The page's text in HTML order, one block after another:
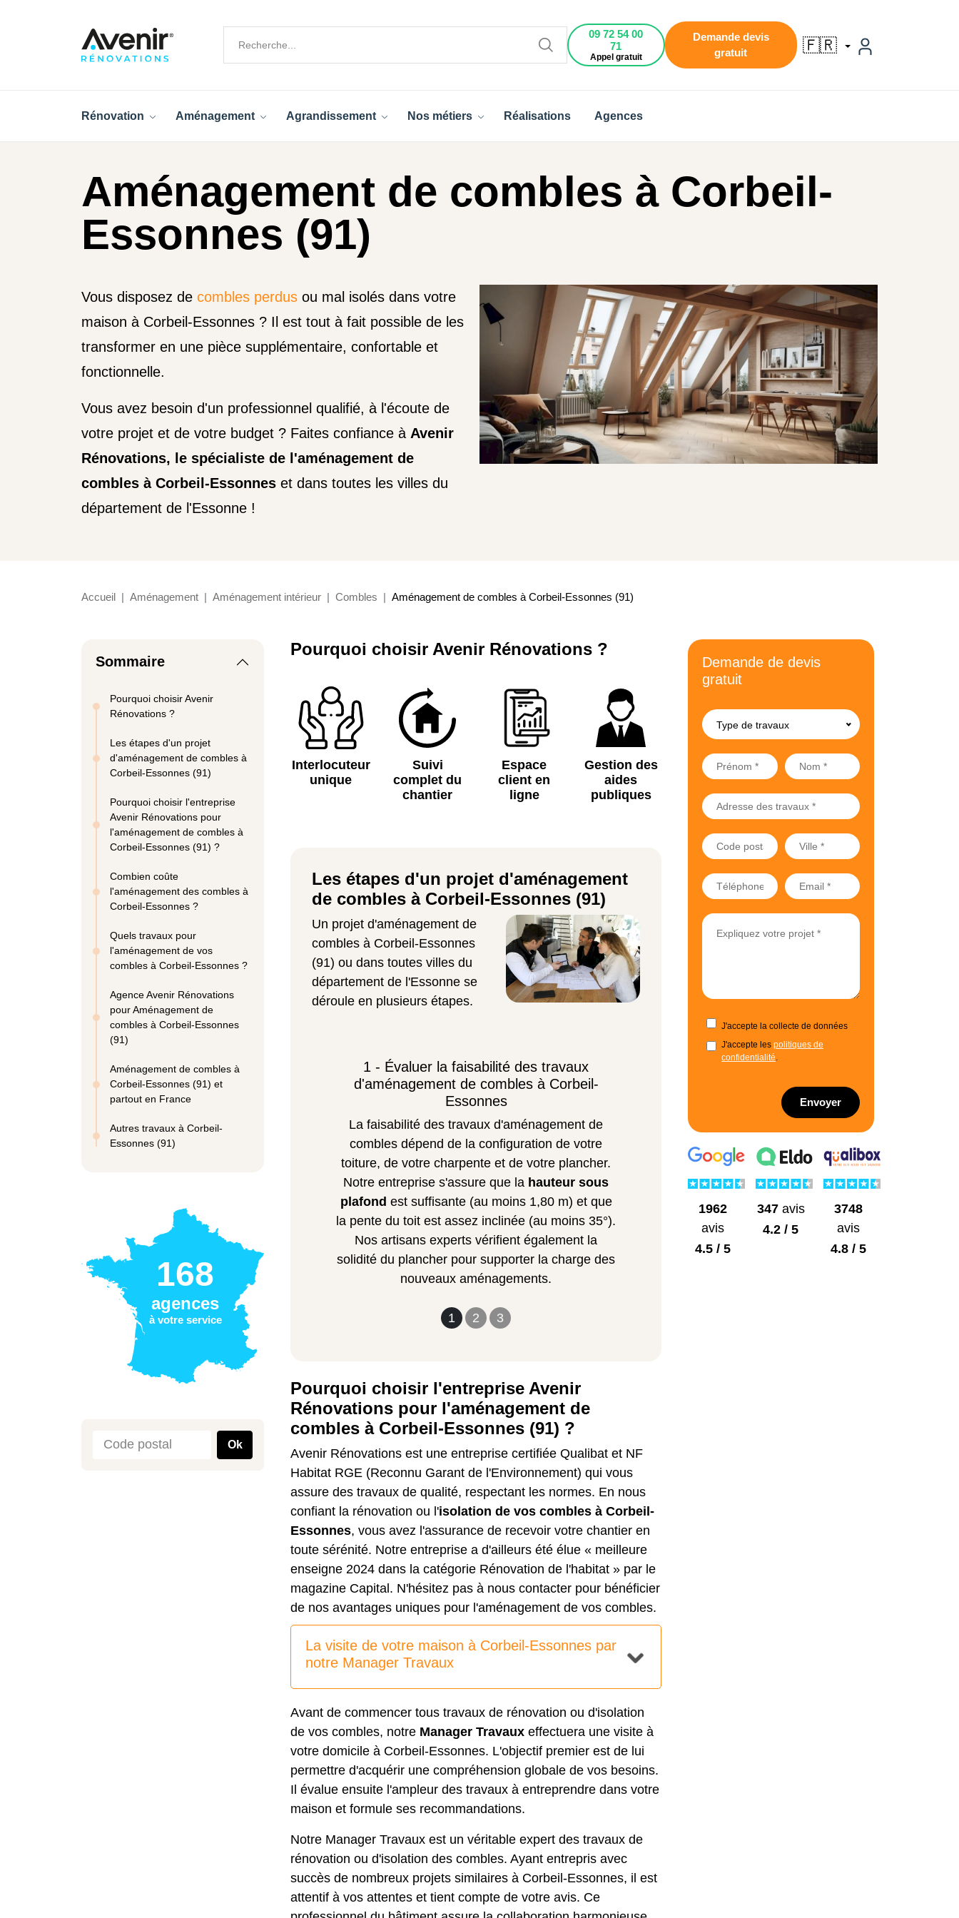
09 72 54 00
71
Appel gratuit
Demande devis
gratuit
🇫🇷
Rénovation Aménagement Agrandissement Nos métiers Réalisations Agences
Aménagement de combles à Corbeil-
Essonnes (91)
Vous disposez de combles perdus ou mal isolés dans votre
maison à Corbeil-Essonnes ? Il est tout à fait possible de les
transformer en une pièce supplémentaire, confortable et
fonctionnelle.
Vous avez besoin d'un professionnel qualifié, à l'écoute de
votre projet et de votre budget ? Faites confiance à Avenir
Rénovations, le spécialiste de l'aménagement de
combles à Corbeil-Essonnes et dans toutes les villes du
département de l'Essonne !
Accueil Aménagement Aménagement intérieur Combles Aménagement de combles à Corbeil-Essonnes (91)
Sommaire
Pourquoi choisir Avenir
Rénovations ?
Les étapes d'un projet
d'aménagement de combles à
Corbeil-Essonnes (91)
Pourquoi choisir l'entreprise
Avenir Rénovations pour
l'aménagement de combles à
Corbeil-Essonnes (91) ?
Combien coûte
l'aménagement des combles à
Corbeil-Essonnes ?
Quels travaux pour
l'aménagement de vos
combles à Corbeil-Essonnes ?
Agence Avenir Rénovations
pour Aménagement de
combles à Corbeil-Essonnes
(91)
Aménagement de combles à
Corbeil-Essonnes (91) et
partout en France
Autres travaux à Corbeil-
Essonnes (91)
168
agences
à votre service
Ok
Pourquoi choisir Avenir Rénovations ?
Interlocuteur
unique
Suivi
complet du
chantier
Espace
client en
ligne
Gestion des
aides
publiques
Les étapes d'un projet d'aménagement
de combles à Corbeil-Essonnes (91)
Un projet d'aménagement de
combles à Corbeil-Essonnes
(91) ou dans toutes villes du
département de l'Essonne se
déroule en plusieurs étapes.
1 2 3
1 - Évaluer la faisabilité des travaux
d'aménagement de combles à Corbeil-
Essonnes
La faisabilité des travaux d'aménagement de
combles dépend de la configuration de votre
toiture, de votre charpente et de votre plancher.
Notre entreprise s'assure que la hauteur sous
plafond est suffisante (au moins 1,80 m) et que
la pente du toit est assez inclinée (au moins 35°).
Nos artisans experts vérifient également la
solidité du plancher pour supporter la charge des
nouveaux aménagements.
Pourquoi choisir l'entreprise Avenir
Rénovations pour l'aménagement de
combles à Corbeil-Essonnes (91) ?
Avenir Rénovations est une entreprise certifiée Qualibat et NF
Habitat RGE (Reconnu Garant de l'Environnement) qui vous
assure des travaux de qualité, respectant les normes. En nous
confiant la rénovation ou l'isolation de vos combles à Corbeil-
Essonnes, vous avez l'assurance de recevoir votre chantier en
toute sérénité. Notre entreprise a d'ailleurs été élue « meilleure
enseigne 2024 dans la catégorie Rénovation de l'habitat » par le
magazine Capital. N'hésitez pas à nous contacter pour bénéficier
de nos avantages uniques pour l'aménagement de vos combles.
La visite de votre maison à Corbeil-Essonnes par
notre Manager Travaux
Avant de commencer tous travaux de rénovation ou d'isolation
de vos combles, notre Manager Travaux effectuera une visite à
votre domicile à Corbeil-Essonnes. L'objectif premier est de lui
permettre d'acquérir une compréhension globale de vos besoins.
Il évalue ensuite l'ampleur des travaux à entreprendre dans votre
maison et formule ses recommandations.
Notre Manager Travaux est un véritable expert des travaux de
rénovation ou d'isolation des combles. Ayant entrepris avec
succès de nombreux projets similaires à Corbeil-Essonnes, il est
attentif à vos attentes et tient compte de votre avis. Ce
Demande de devis
gratuit
Type de travaux
J'accepte la collecte de données
J'accepte les politiques de
confidentialité.
Envoyer
1962
avis
4.5 / 5
347avis
4.2 / 5
3748
avis
4.8 / 5